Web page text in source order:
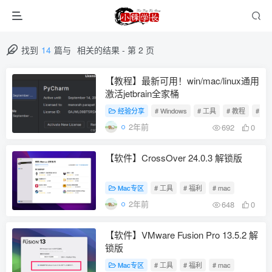
找到 14 篇与 相关的结果 - 第 2 页
【教程】最新可用！win/mac/linux通用
激活jetbrain全家桶
经验分享 # Windows # 工具 # 教程 # 福
2年前 692 0
【软件】CrossOver 24.0.3 解锁版
Mac专区 # 工具 # 福利 # mac
2年前 648 0
【软件】VMware Fusion Pro 13.5.2 解
锁版
Mac专区 # 工具 # 福利 # mac